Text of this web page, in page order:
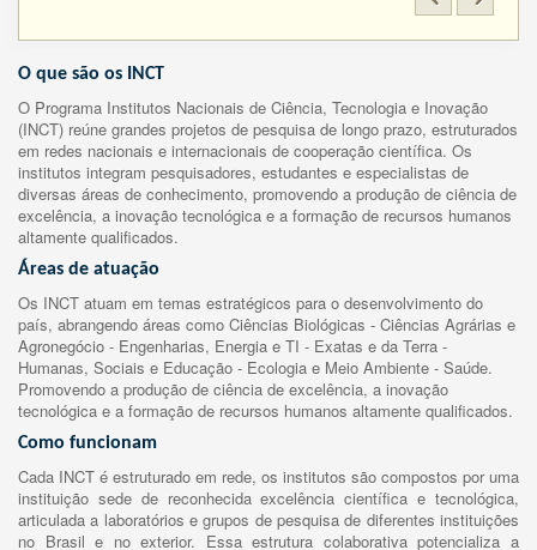
O que são os INCT
O Programa Institutos Nacionais de Ciência, Tecnologia e Inovação
(INCT) reúne grandes projetos de pesquisa de longo prazo, estruturados
em redes nacionais e internacionais de cooperação científica. Os
institutos integram pesquisadores, estudantes e especialistas de
diversas áreas de conhecimento, promovendo a produção de ciência de
excelência, a inovação tecnológica e a formação de recursos humanos
altamente qualificados.
Áreas de atuação
Os INCT atuam em temas estratégicos para o desenvolvimento do
país, abrangendo áreas como Ciências Biológicas - Ciências Agrárias e
Agronegócio - Engenharias, Energia e TI - Exatas e da Terra -
Humanas, Sociais e Educação - Ecologia e Meio Ambiente - Saúde.
Promovendo a produção de ciência de excelência, a inovação
tecnológica e a formação de recursos humanos altamente qualificados.
Como funcionam
Cada INCT é estruturado em rede, os institutos são compostos por uma
instituição sede de reconhecida excelência científica e tecnológica,
articulada a laboratórios e grupos de pesquisa de diferentes instituições
no Brasil e no exterior. Essa estrutura colaborativa potencializa a